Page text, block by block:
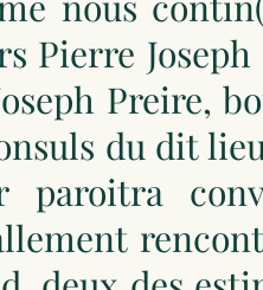
Pierre
Preire,
du dit